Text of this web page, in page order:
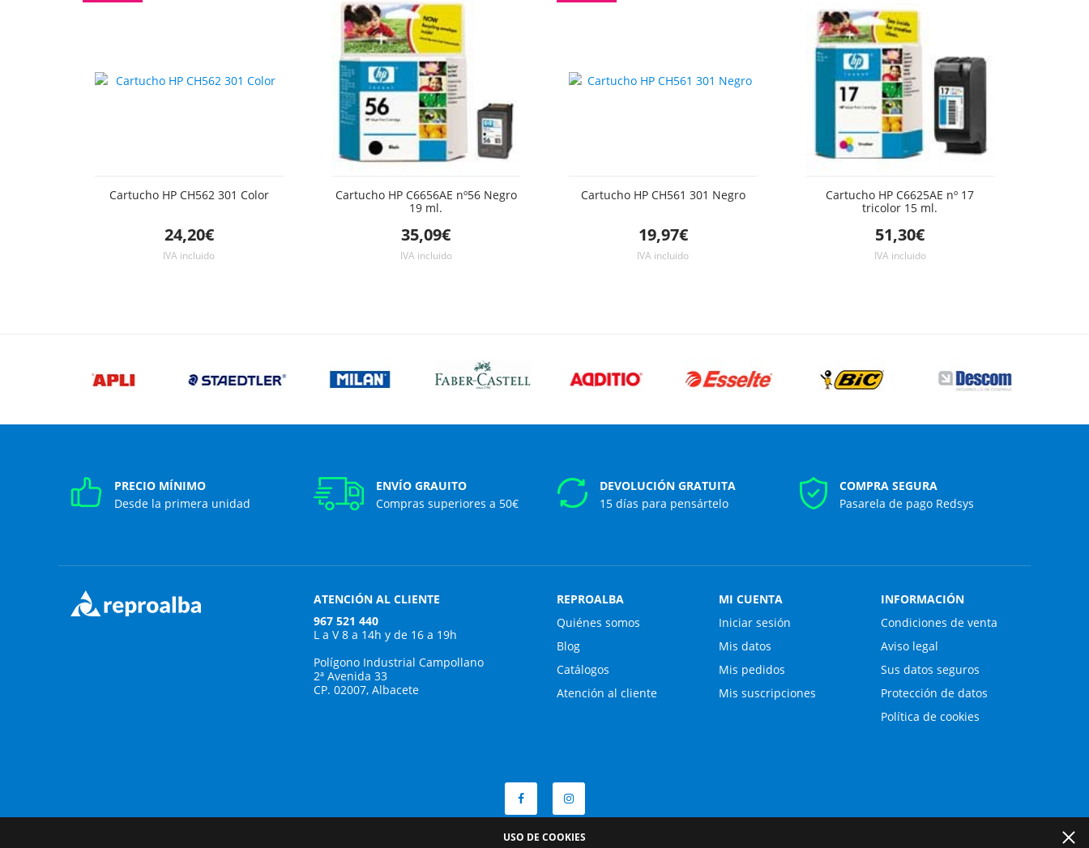
Cartucho HP CH562 301 Color
24,20€
IVA incluido
Cartucho HP C6656AE nº56 Negro
19 ml.
35,09€
IVA incluido
Cartucho HP CH561 301 Negro
19,97€
IVA incluido
Cartucho HP C6625AE nº 17
tricolor 15 ml.
51,30€
IVA incluido
PRECIO MÍNIMO
Desde la primera unidad
ENVÍO GRAUITO
Compras superiores a 50€
DEVOLUCIÓN GRATUITA
15 días para pensártelo
COMPRA SEGURA
Pasarela de pago Redsys
ATENCIÓN AL CLIENTE
967 521 440
L a V 8 a 14h y de 16 a 19h
Polígono Industrial Campollano
2ª Avenida 33
CP. 02007, Albacete
REPROALBA
Quiénes somos
Blog
Catálogos
Atención al cliente
MI CUENTA
Iniciar sesión
Mis datos
Mis pedidos
Mis suscripciones
INFORMACIÓN
Condiciones de venta
Aviso legal
Sus datos seguros
Protección de datos
Política de cookies
USO DE COOKIES